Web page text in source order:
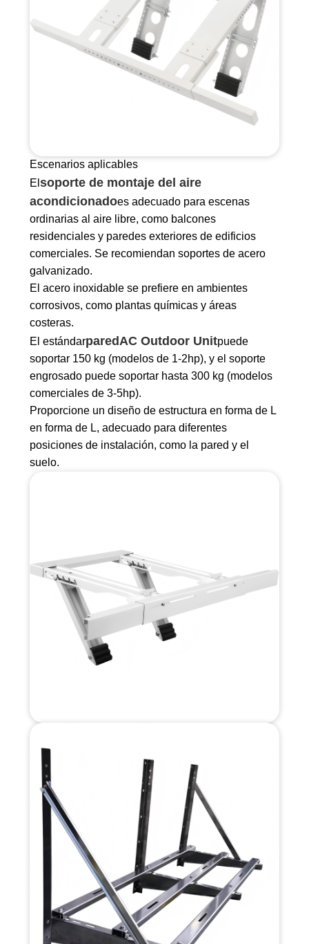
Escenarios aplicables
El soporte de montaje del aire
acondicionadoes adecuado para escenas
ordinarias al aire libre, como balcones
residenciales y paredes exteriores de edificios
comerciales. Se recomiendan soportes de acero
galvanizado.
El acero inoxidable se prefiere en ambientes
corrosivos, como plantas químicas y áreas
costeras.
El estándarparedAC Outdoor Unitpuede
soportar 150 kg (modelos de 1-2hp), y el soporte
engrosado puede soportar hasta 300 kg (modelos
comerciales de 3-5hp).
Proporcione un diseño de estructura en forma de L
en forma de L, adecuado para diferentes
posiciones de instalación, como la pared y el
suelo.